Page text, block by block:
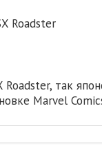
Roadster
Roadster, так
Marvel